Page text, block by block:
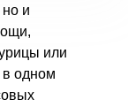
и
или
в одном